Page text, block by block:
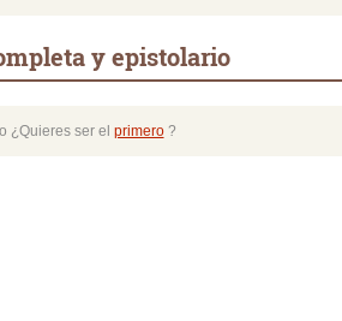
y epistolario
¿Quieres ser el primero?